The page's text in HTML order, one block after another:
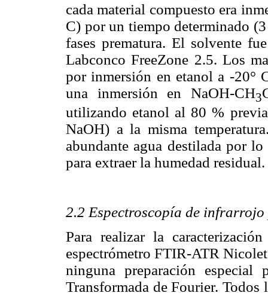
cada material compuesto era
C) por un tiempo determinado
fases prematura. El solvente
Labconco FreeZone 2.5. Los
por inmersión en etanol a -20°
una inmersión en NaOH-CH3
utilizando etanol al 80 %
NaOH) a la misma
abundante agua destilada por
para extraer la humedad residual.
2.2 Espectroscopía de
Para realizar la
espectrómetro FTIR-ATR
ninguna preparación especial
Transformada de Fourier.